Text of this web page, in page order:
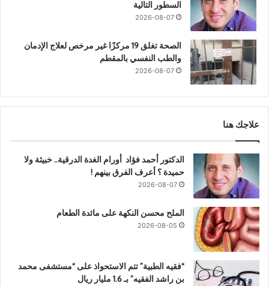
السطور التالية
2026-08-07
الصحة تغلق 19 مركزًا غير مرخص لعلاج الإدمان
والطب النفسي بالمقطم
2026-08-07
علاجك هنا
الدكتور أحمد فؤاد أورام الغدة الدرقية.. خبيثة ولا
حميدة ؟ أعرف الفرق بينهم !
2026-08-07
الملح محسن النكهة على مائدة الطعام
2026-08-05
“فقيه الطبية” تتم الاستحواذ على “مستشفى محمد
بن راشد الفقيه” بـ 1.6 مليار ريال